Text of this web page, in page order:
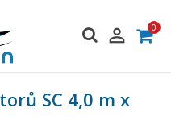
 0
SC 4,0 m x